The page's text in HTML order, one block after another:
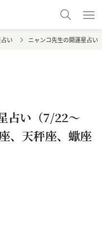
い ニャンコ先生の開運星占
占い（7/22～
、天秤座、蠍座